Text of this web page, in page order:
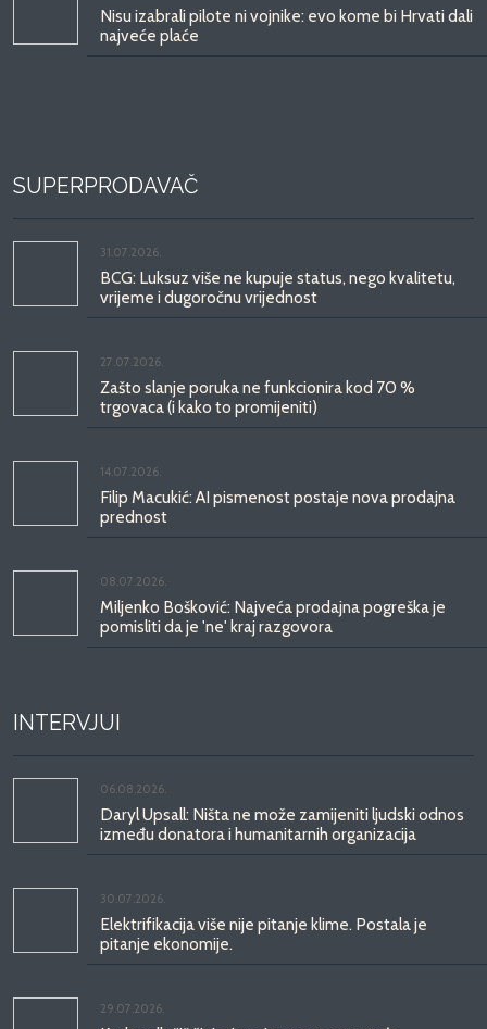
Nisu izabrali pilote ni vojnike: evo kome bi Hrvati dali
najveće plaće
SUPERPRODAVAČ
31.07.2026.
BCG: Luksuz više ne kupuje status, nego kvalitetu,
vrijeme i dugoročnu vrijednost
27.07.2026.
Zašto slanje poruka ne funkcionira kod 70 %
trgovaca (i kako to promijeniti)
14.07.2026.
Filip Macukić: AI pismenost postaje nova prodajna
prednost
08.07.2026.
Miljenko Bošković: Najveća prodajna pogreška je
pomisliti da je 'ne' kraj razgovora
INTERVJUI
06.08.2026.
Daryl Upsall: Ništa ne može zamijeniti ljudski odnos
između donatora i humanitarnih organizacija
30.07.2026.
Elektrifikacija više nije pitanje klime. Postala je
pitanje ekonomije.
29.07.2026.